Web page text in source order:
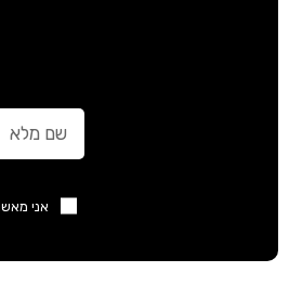
אני